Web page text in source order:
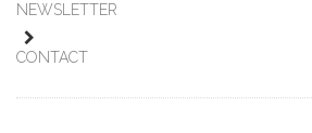
NEWSLETTER
CONTACT